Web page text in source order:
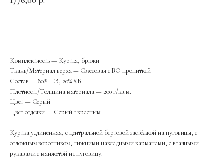
Комплектность — Куртка, брюки
Ткань/Материал верха — Смесовая с ВО пропиткой
Состав — 80% ПЭ, 20% ХБ
Плотность/Толщина материала — 200 г/кв.м.
Цвет — Серый
Цвет отделки — Серый с красным
Куртка удлиненная, с центральной бортовой застёжкой на пуговицы, с
отложным воротником, нижними накладными карманами, с втачными
рукавами с манжетой на пуговицу.